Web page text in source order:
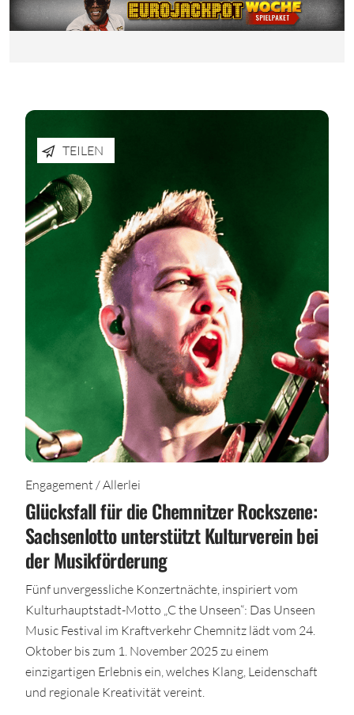
TEILEN
Engagement / Allerlei
Glücksfall für die Chemnitzer Rockszene:
Sachsenlotto unterstützt Kulturverein bei
der Musikförderung
Fünf unvergessliche Konzertnächte, inspiriert vom
Kulturhauptstadt-Motto „C the Unseen“: Das Unseen
Music Festival im Kraftverkehr Chemnitz lädt vom 24.
Oktober bis zum 1. November 2025 zu einem
einzigartigen Erlebnis ein, welches Klang, Leidenschaft
und regionale Kreativität vereint.